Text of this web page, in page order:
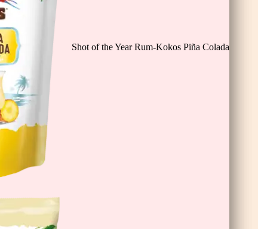
Shot of the Year Rum-Kokos Piña Colada